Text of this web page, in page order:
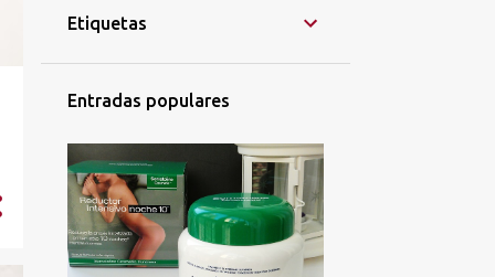
noviembre 2025
septiembre 2025
julio 2025
5
junio 2025
4
mayo 2025
4
Etiquetas
Entradas populares